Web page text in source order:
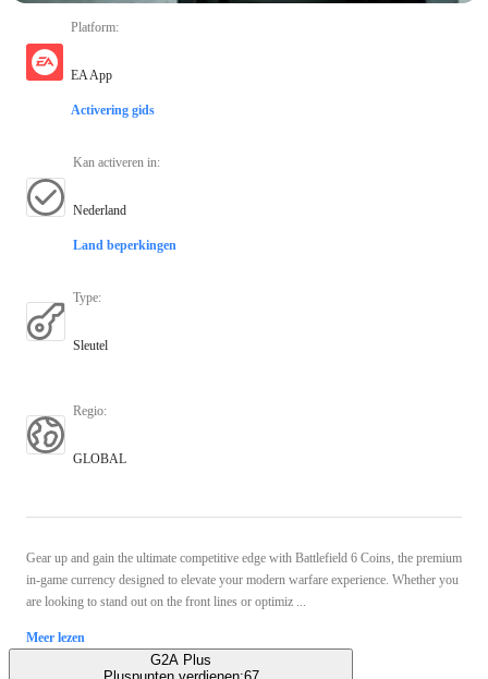
Platform:
EA App
Activering gids
Kan activeren in:
Nederland
Land beperkingen
Type:
Sleutel
Regio:
GLOBAL
Gear up and gain the ultimate competitive edge with Battlefield 6 Coins, the premium
in-game currency designed to elevate your modern warfare experience. Whether you
are looking to stand out on the front lines or optimiz ...
Meer lezen
G2A Plus